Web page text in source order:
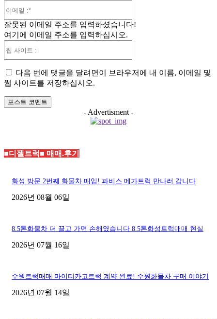
일
잘못된 이메일 주소를 입력하셨습니다!
여기에 이메일 주소를 입력하십시오.
트
다음 번에 댓글을 달려면이 브라우저에 내 이름, 이메일 및
웹 사이트를 저장하십시오.
- Advertisment -
■디젤트럭■ 매매.후기
화성 방문 2번째 화물차 매입! 파비스 메가트럭 만나러 갑니다
2026년 08월 06일
8.5톤화물차 더 끌고 가면 손해였습니다 8.5톤화성트럭매매 현실
2026년 07월 16일
수원트럭매매 마이티카고트럭 계약 완료! 수원화물차 구매 이야기
2026년 07월 14일